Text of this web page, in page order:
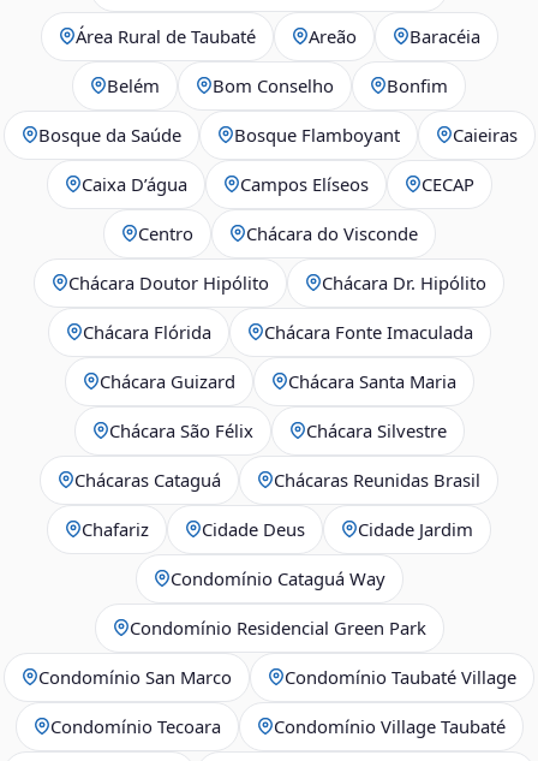
Área Rural de Taubaté Areão Baracéia
Belém Bom Conselho Bonfim
Bosque da Saúde Bosque Flamboyant Caieiras
Caixa D’água Campos Elíseos CECAP
Centro Chácara do Visconde
Chácara Doutor Hipólito Chácara Dr. Hipólito
Chácara Flórida Chácara Fonte Imaculada
Chácara Guizard Chácara Santa Maria
Chácara São Félix Chácara Silvestre
Chácaras Cataguá Chácaras Reunidas Brasil
Chafariz Cidade Deus Cidade Jardim
Condomínio Cataguá Way
Condomínio Residencial Green Park
Condomínio San Marco Condomínio Taubaté Village
Condomínio Tecoara Condomínio Village Taubaté